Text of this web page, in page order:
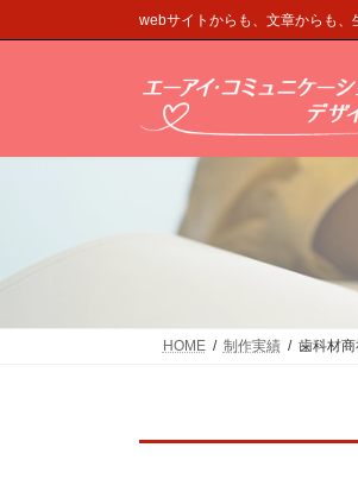
ン
へ
プ
ビ
ョ
動
webサイトからも、文章からも、
HOME 制作実績 歯科材商